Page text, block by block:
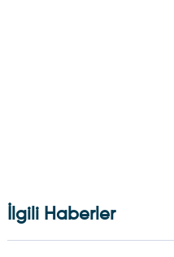
İlgili Haberler